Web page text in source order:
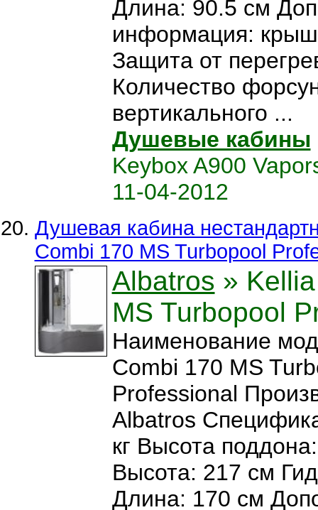
Длина: 90.5 см
информация:
Защита от
Количество
вертикального ...
Душевые кабины
Keybox A900
11-04-2012
Душевая кабина
Combi 170 MS Turbopool
Albatros »
MS Turbopool
Наименование
Combi 170 MS
Professional
Albatros
кг Высота
Высота: 217 см
Длина: 170 см